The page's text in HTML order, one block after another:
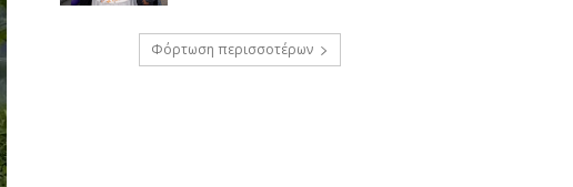
Φόρτωση περισσοτέρων